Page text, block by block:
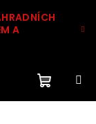
A
Přihlášení